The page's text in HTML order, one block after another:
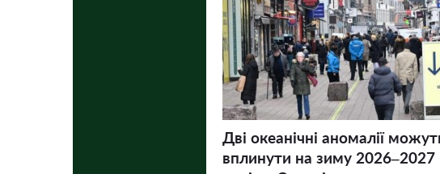
Дві океанічні аномалії
вплинути на зиму 2026–2027